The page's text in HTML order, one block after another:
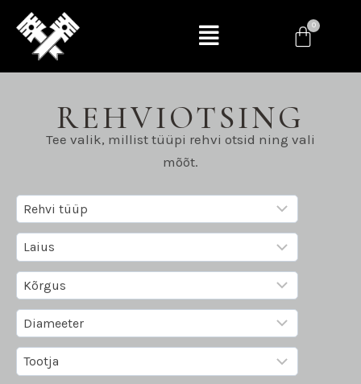
REHVIOTSING
Tee valik, millist tüüpi rehvi otsid ning vali
mõõt.